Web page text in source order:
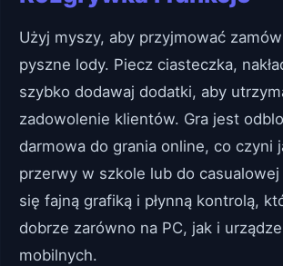
Użyj myszy, aby przyjmować
pyszne lody. Piecz ciasteczka,
szybko dodawaj dodatki, aby
zadowolenie klientów. Gra jest
darmowa do grania online, co czyni
przerwy w szkole lub do casualowej
się fajną grafiką i płynną kontrolą,
dobrze zarówno na PC, jak i
mobilnych.